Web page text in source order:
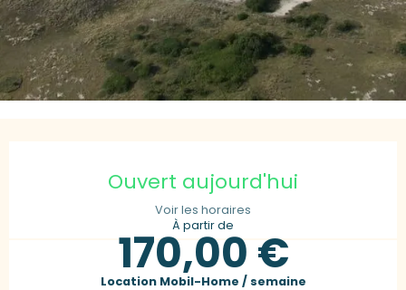
Ouvert aujourd'hui
Voir les horaires
À partir de
170,00 €
Location Mobil-Home / semaine